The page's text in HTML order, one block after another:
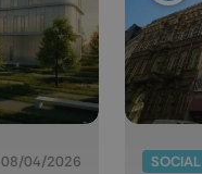
08/04/2026 SOCIAL